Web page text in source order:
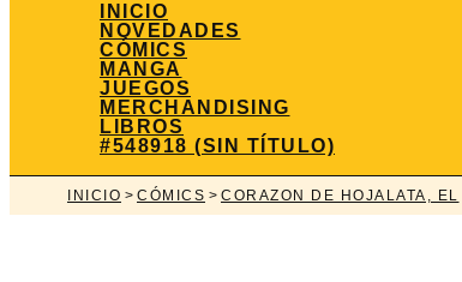
INICIO
NOVEDADES
CÓMICS
MANGA
JUEGOS
MERCHANDISING
LIBROS
#548918 (SIN TÍTULO)
INICIO > CÓMICS > CORAZON DE HOJALATA, EL